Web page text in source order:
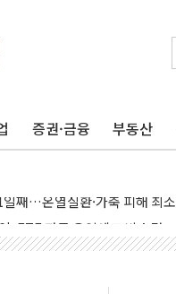
증권·금융 부동산
서 불 2시간30여분만에 진화
전파, 송정' 시즌2
, ETF 자금 유입에도 박스권…
잠실 개표소 시위 '62일째'..."